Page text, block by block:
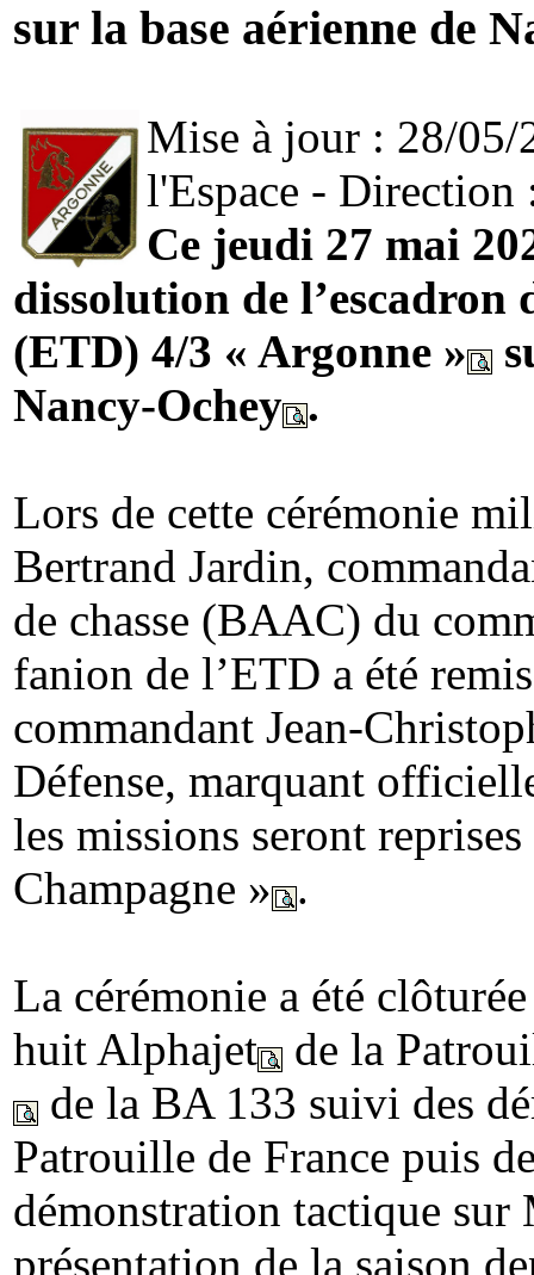
sur la base aérienne de
Mise à jour : 28/05/
l'Espace - Direction
Ce jeudi 27 mai
dissolution de
(ETD) 4/3 « Argonne »
Nancy-Ochey .
Lors de cette cérémonie
Bertrand Jardin,
de chasse (BAAC) du
fanion de l’ETD a été
commandant Jean-
Défense, marquant
les missions seront
Champagne » .
La cérémonie a été
huit Alphajet
de la
de la BA 133 suivi des
Patrouille de France puis
démonstration tactique
présentation de la saison